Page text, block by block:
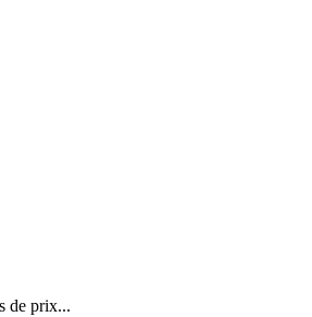
de prix...